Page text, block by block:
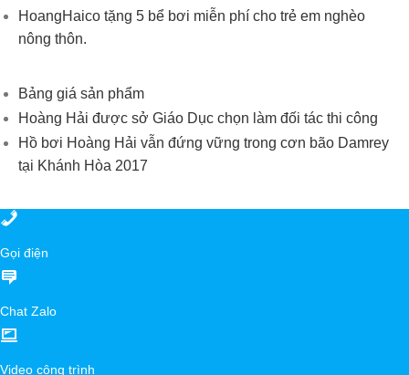
HoangHaico tặng 5 bể bơi miễn phí cho trẻ em nghèo
nông thôn.
Bảng giá sản phẩm
Hoàng Hải được sở Giáo Dục chọn làm đối tác thi công
Hồ bơi Hoàng Hải vẫn đứng vững trong cơn bão Damrey
tại Khánh Hòa 2017
Gọi điện
Chat Zalo
Video công trình